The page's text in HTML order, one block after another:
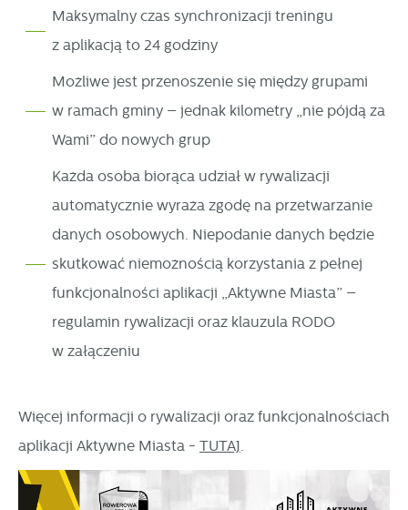
Maksymalny czas synchronizacji treningu
z aplikacją to 24 godziny
Możliwe jest przenoszenie się między grupami
w ramach gminy – jednak kilometry „nie pójdą za
Wami” do nowych grup
Każda osoba biorąca udział w rywalizacji
automatycznie wyraża zgodę na przetwarzanie
danych osobowych. Niepodanie danych będzie
skutkować niemożnością korzystania z pełnej
funkcjonalności aplikacji „Aktywne Miasta” –
regulamin rywalizacji oraz klauzula RODO
w załączeniu
Więcej informacji o rywalizacji oraz funkcjonalnościach
aplikacji Aktywne Miasta - TUTAJ.